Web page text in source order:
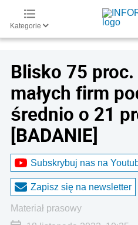
Kategorie
Blisko 75
małych firm
średnio o 21
[BADANIE]
Subskrybuj nas na
Zapisz się na newsletter
materiał prasowy